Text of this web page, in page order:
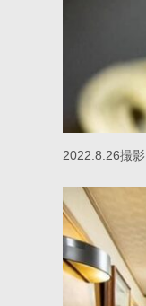
2022.8.26撮影